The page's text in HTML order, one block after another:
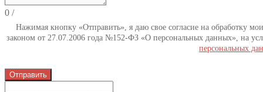
0 /
Нажимая кнопку «Отправить», я даю свое согласие на обработку
законом от 27.07.2006 года №152-ФЗ «О персональных данных», на
персональных
Отправить